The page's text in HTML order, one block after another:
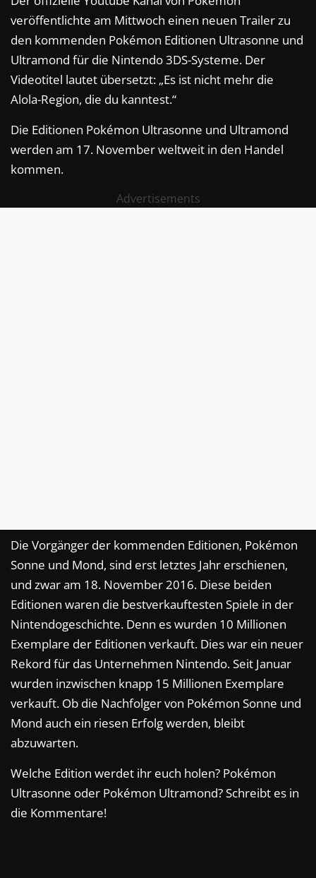
veröffentlichte am Mittwoch einen neuen Trailer zu
den kommenden Pokémon Editionen Ultrasonne und
Ultramond für die Nintendo 3DS-Systeme. Der
Videotitel lautet übersetzt: „Es ist nicht mehr die
Alola-Region, die du kanntest.“
Die Editionen Pokémon Ultrasonne und Ultramond
werden am 17. November weltweit in den Handel
kommen.
Advertisements
Die Vorgänger der kommenden Editionen, Pokémon
Sonne und Mond, sind erst letztes Jahr erschienen,
und zwar am 18. November 2016. Diese beiden
Editionen waren die bestverkauftesten Spiele in der
Nintendogeschichte. Denn es wurden 10 Millionen
Exemplare der Editionen verkauft. Dies war ein neuer
Rekord für das Unternehmen Nintendo. Seit Januar
wurden inzwischen knapp 15 Millionen Exemplare
verkauft. Ob die Nachfolger von Pokémon Sonne und
Mond auch ein riesen Erfolg werden, bleibt
abzuwarten.
Welche Edition werdet ihr euch holen? Pokémon
Ultrasonne oder Pokémon Ultramond? Schreibt es in
die Kommentare!